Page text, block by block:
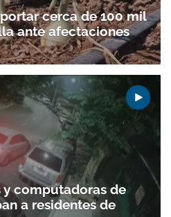
cerca de 100 mil
ante afectaciones
y computadoras de
a residentes de